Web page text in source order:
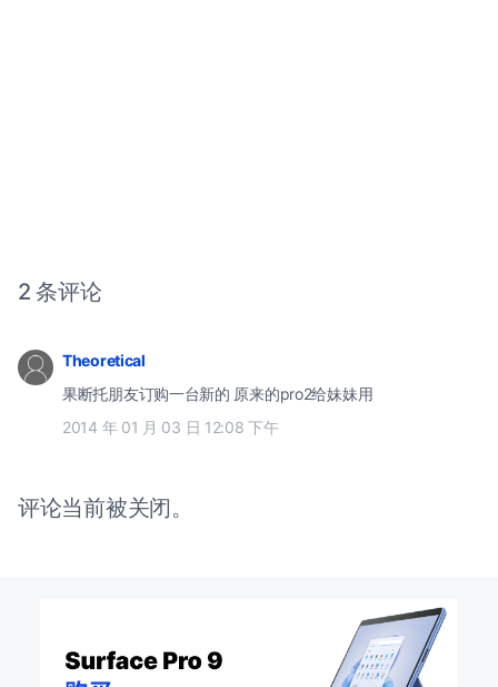
2 条评论
Theoretical
果断托朋友订购一台新的 原来的pro2给妹妹用
2014 年 01 月 03 日 12:08 下午
评论当前被关闭。